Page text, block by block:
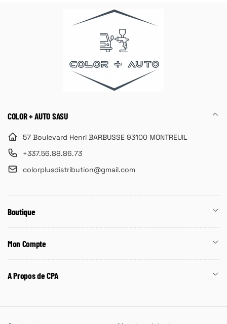
COLOR + AUTO SASU
57 Boulevard Henri BARBUSSE 93100 MONTREUIL
+337.56.88.86.73
colorplusdistribution@gmail.com
Boutique
Mon Compte
A Propos de CPA